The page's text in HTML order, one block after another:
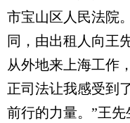
市宝山区人民法院
同，由出租人向王
从外地来上海工作
正司法让我感受到
前行的力量。”王先